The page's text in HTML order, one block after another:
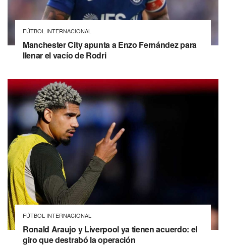
FÚTBOL INTERNACIONAL
Manchester City apunta a Enzo Fernández para
llenar el vacío de Rodri
FÚTBOL INTERNACIONAL
Ronald Araujo y Liverpool ya tienen acuerdo: el
giro que destrabó la operación